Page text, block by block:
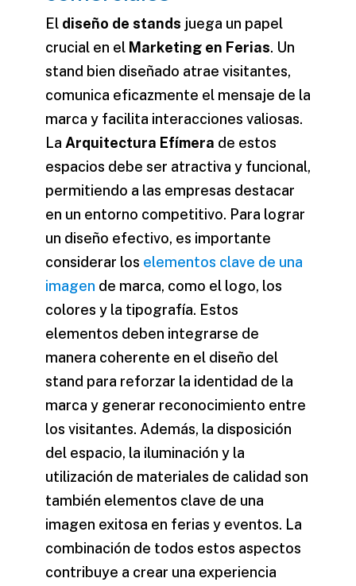
El diseño de stands juega un papel
crucial en el Marketing en Ferias. Un
stand bien diseñado atrae visitantes,
comunica eficazmente el mensaje de la
marca y facilita interacciones valiosas.
La Arquitectura Efímera de estos
espacios debe ser atractiva y funcional,
permitiendo a las empresas destacar
en un entorno competitivo. Para lograr
un diseño efectivo, es importante
considerar los elementos clave de una
imagen de marca, como el logo, los
colores y la tipografía. Estos
elementos deben integrarse de
manera coherente en el diseño del
stand para reforzar la identidad de la
marca y generar reconocimiento entre
los visitantes. Además, la disposición
del espacio, la iluminación y la
utilización de materiales de calidad son
también elementos clave de una
imagen exitosa en ferias y eventos. La
combinación de todos estos aspectos
contribuye a crear una experiencia